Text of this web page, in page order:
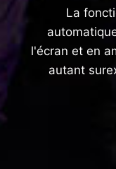
La
l'écran et en
autant